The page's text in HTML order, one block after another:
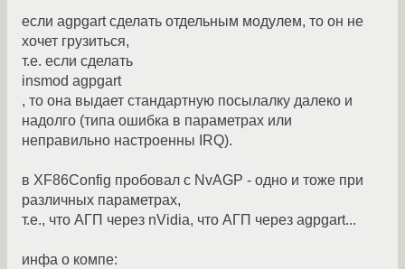
если agpgart сделать отдельным модулем, то он не
хочет грузиться,
т.е. если сделать
insmod agpgart
, то она выдает стандартную посылалку далеко и
надолго (типа ошибка в параметрах или
неправильно настроенны IRQ).
в XF86Config пробовал с NvAGP - одно и тоже при
различных параметрах,
т.е., что АГП через nVidia, что АГП через agpgart...
инфа о компе: